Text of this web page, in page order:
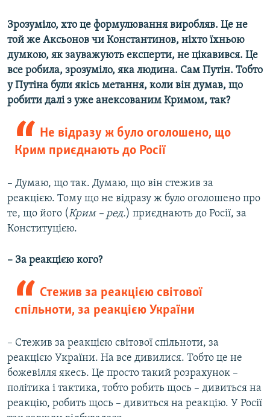
Зрозуміло, хто це формулювання виробляв. Це не
той же Аксьонов чи Константинов, ніхто їхньою
думкою, як зауважують експерти, не цікавився. Це
все робила, зрозуміло, яка людина. Сам Путін. Тобто
у Путіна були якісь метання, коли він думав, що
робити далі з уже анексованим Кримом, так?
Не відразу ж було оголошено, що
Крим приєднають до Росії
– Думаю, що так. Думаю, що він стежив за
реакцією. Тому що не відразу ж було оголошено про
те, що його (Крим – ред.) приєднають до Росії, за
Конституцією.
– За реакцією кого?
Стежив за реакцією світової
спільноти, за реакцією України
– Стежив за реакцією світової спільноти, за
реакцією України. На все дивилися. Тобто це не
божевілля якесь. Це просто такий розрахунок –
політика і тактика, тобто робить щось – дивиться на
реакцію, робить щось – дивиться на реакцію. У Росії